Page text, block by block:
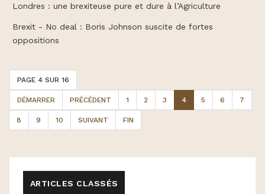
Londres : une brexiteuse pure et dure à l’Agriculture
Brexit - No deal : Boris Johnson suscite de fortes
oppositions
PAGE 4 SUR 16
DÉMARRER PRÉCÉDENT 1 2 3 4 5 6 7
8 9 10 SUIVANT FIN
ARTICLES CLASSÉS